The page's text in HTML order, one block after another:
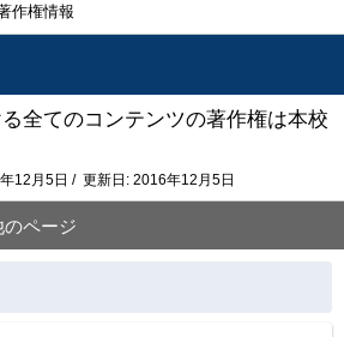
作権情報
全てのコンテンツの著作権は本校
12月5日 / 更新日: 2016年12月5日
ページ